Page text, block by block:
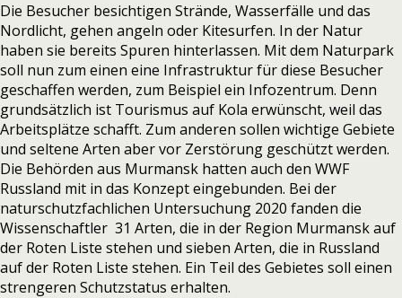
Die Besucher besichtigen Strände, Wasserfälle und das
Nordlicht, gehen angeln oder Kitesurfen. In der Natur
haben sie bereits Spuren hinterlassen. Mit dem Naturpark
soll nun zum einen eine Infrastruktur für diese Besucher
geschaffen werden, zum Beispiel ein Infozentrum. Denn
grundsätzlich ist Tourismus auf Kola erwünscht, weil das
Arbeitsplätze schafft. Zum anderen sollen wichtige Gebiete
und seltene Arten aber vor Zerstörung geschützt werden.
Die Behörden aus Murmansk hatten auch den WWF
Russland mit in das Konzept eingebunden. Bei der
naturschutzfachlichen Untersuchung 2020 fanden die
Wissenschaftler 31 Arten, die in der Region Murmansk auf
der Roten Liste stehen und sieben Arten, die in Russland
auf der Roten Liste stehen. Ein Teil des Gebietes soll einen
strengeren Schutzstatus erhalten.